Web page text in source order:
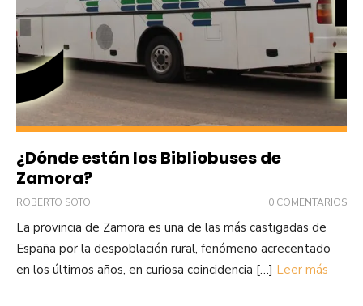
¿Dónde están los Bibliobuses de
Zamora?
ROBERTO SOTO 0 COMENTARIOS
La provincia de Zamora es una de las más castigadas de
España por la despoblación rural, fenómeno acrecentado
en los últimos años, en curiosa coincidencia […] Leer más